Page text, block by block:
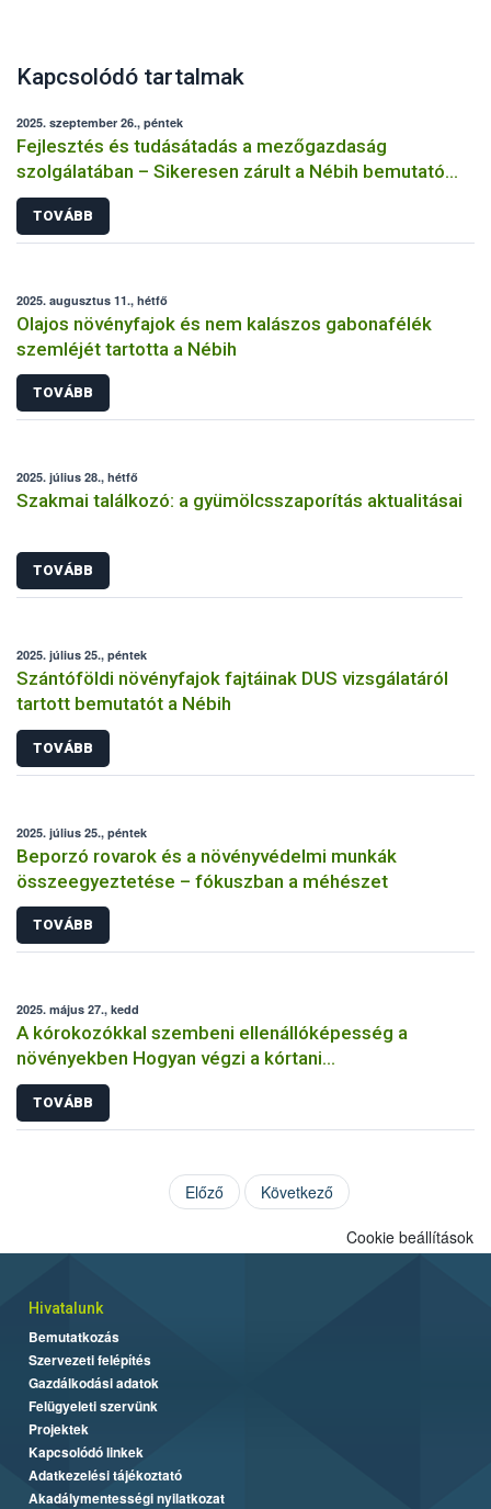
Kapcsolódó tartalmak
2025. szeptember 26., péntek
Fejlesztés és tudásátadás a mezőgazdaság
szolgálatában – Sikeresen zárult a Nébih bemutató
üzemi projektje
TOVÁBB
2025. augusztus 11., hétfő
Olajos növényfajok és nem kalászos gabonafélék
szemléjét tartotta a Nébih
TOVÁBB
2025. július 28., hétfő
Szakmai találkozó: a gyümölcsszaporítás aktualitásai
TOVÁBB
2025. július 25., péntek
Szántóföldi növényfajok fajtáinak DUS vizsgálatáról
tartott bemutatót a Nébih
TOVÁBB
2025. július 25., péntek
Beporzó rovarok és a növényvédelmi munkák
összeegyeztetése – fókuszban a méhészet
TOVÁBB
2025. május 27., kedd
A kórokozókkal szembeni ellenállóképesség a
növényekben Hogyan végzi a kórtani
rezisztenciavizsgálatokat a Nébih?
TOVÁBB
Előző Következő
Cookie beállítások
Hivatalunk
Bemutatkozás
Szervezeti felépítés
Gazdálkodási adatok
Felügyeleti szervünk
Projektek
Kapcsolódó linkek
Adatkezelési tájékoztató
Akadálymentességi nyilatkozat